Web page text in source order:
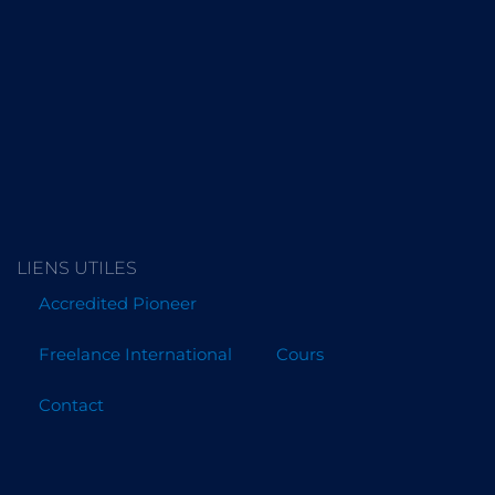
LIENS UTILES
Accredited Pioneer
Freelance International Cours
Contact